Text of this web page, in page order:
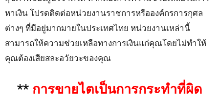
หาเงิน โปรดติดต่อหน่วยงานราชการหรือองค์กรการกุศล
ต่างๆ ที่มีอยู่มากมายในประเทศไทย หน่วยงานเหล่านี้
สามารถให้ความช่วยเหลือทางการเงินแก่คุณโดยไม่ทำให้
คุณต้องเสียสละอวัยวะของคุณ
** การขายไตเป็นการกระทำที่ผิด